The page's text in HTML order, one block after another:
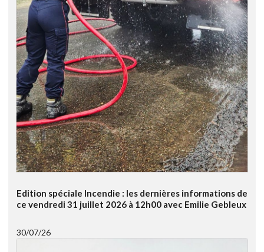
Edition spéciale Incendie : les dernières informations de
ce vendredi 31 juillet 2026 à 12h00 avec Emilie Gebleux
30/07/26